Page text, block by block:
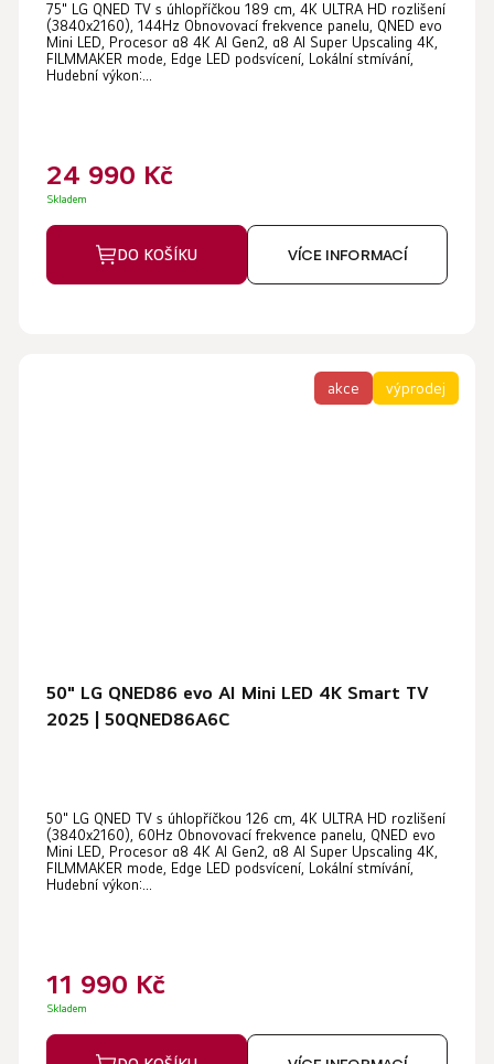
hodnocení
produktu
je
5
hvězdiček.
75" LG QNED TV s úhlopříčkou 189 cm, 4K ULTRA HD rozlišení
(3840x2160), 144Hz Obnovovací frekvence panelu, QNED evo
Mini LED, Procesor α8 4K AI Gen2, α8 AI Super Upscaling 4K,
FILMMAKER mode, Edge LED podsvícení, Lokální stmívání,
Hudební výkon:...
24 990 Kč
Skladem
DO KOŠÍKU VÍCE INFORMACÍ
akce výprodej
50" LG QNED86 evo AI Mini LED 4K Smart TV
2025 | 50QNED86A6C
hodnocení
produktu
je
5
hvězdiček.
50" LG QNED TV s úhlopříčkou 126 cm, 4K ULTRA HD rozlišení
(3840x2160), 60Hz Obnovovací frekvence panelu, QNED evo
Mini LED, Procesor α8 4K AI Gen2, α8 AI Super Upscaling 4K,
FILMMAKER mode, Edge LED podsvícení, Lokální stmívání,
Hudební výkon:...
11 990 Kč
Skladem